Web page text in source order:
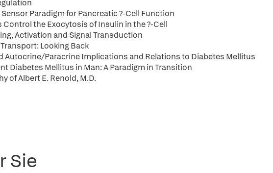
Paradigm for Pancreatic ?-Cell Function
Control the Exocytosis of Insulin in the ?-Cell
Activation and Signal Transduction
Looking Back
Autocrine/Paracrine Implications and Relations to Diabetes Mellitus
Diabetes Mellitus in Man: A Paradigm in Transition
of Albert E. Renold, M.D.
Sie